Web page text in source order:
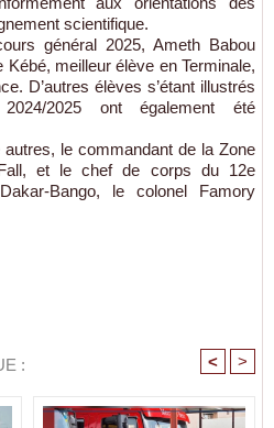
scientifique.
général 2025, Ameth Babou
meilleur élève en Terminale,
D’autres élèves s’étant illustrés
2025 ont également été
le commandant de la Zone
et le chef de corps du 12e
Bango, le colonel Famory
: < >